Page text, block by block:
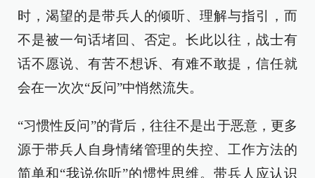
时，渴望的是带兵人的倾听、理解与指引，而
不是被一句话堵回、否定。长此以往，战士有
话不愿说、有苦不想诉、有难不敢提，信任就
会在一次次“反问”中悄然流失。
“习惯性反问”的背后，往往不是出于恶意，更多
源于带兵人自身情绪管理的失控、工作方法的
简单和“我说你听”的惯性思维。带兵人应认识